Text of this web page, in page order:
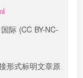
际 (CC BY-NC-
形式标明文章原